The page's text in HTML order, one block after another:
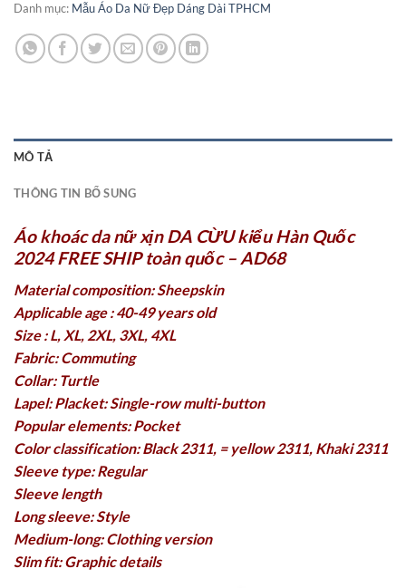
Danh mục: Mẫu Áo Da Nữ Đẹp Dáng Dài TPHCM
MÔ TẢ
THÔNG TIN BỔ SUNG
Áo khoác da nữ xịn DA CỪU kiểu Hàn Quốc
2024 FREE SHIP toàn quốc – AD68
Material composition: Sheepskin
Applicable age : 40-49 years old
Size : L, XL, 2XL, 3XL, 4XL
Fabric: Commuting
Collar: Turtle
Lapel: Placket: Single-row multi-button
Popular elements: Pocket
Color classification: Black 2311, = yellow 2311, Khaki 2311
Sleeve type: Regular
Sleeve length
Long sleeve: Style
Medium-long: Clothing version
Slim fit: Graphic details